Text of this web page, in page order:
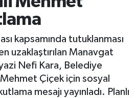
kapsamında tutuklanması
uzaklaştırılan Manavgat
Nefi Kara, Belediye
Çiçek için sosyal
mesajı yayınladı. Planlı
ve Fikstür